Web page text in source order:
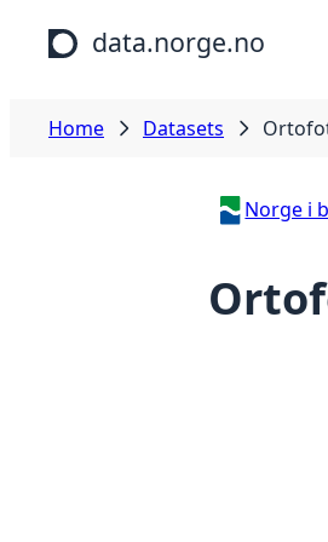
Skip to main content
data.norge.no
Home Datasets
Norge i